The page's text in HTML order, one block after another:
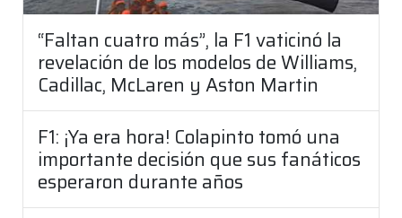
“Faltan cuatro más”, la F1 vaticinó la
revelación de los modelos de Williams,
Cadillac, McLaren y Aston Martin
F1: ¡Ya era hora! Colapinto tomó una
importante decisión que sus fanáticos
esperaron durante años